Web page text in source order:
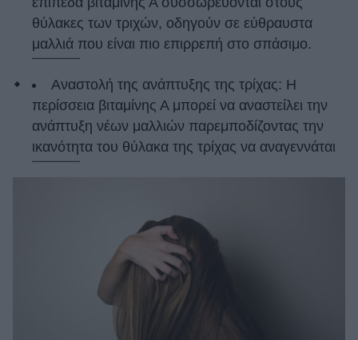
θύλακες των τριχών, οδηγούν σε εύθραυστα
μαλλιά που είναι πιο επιρρεπή στο σπάσιμο.
Αναστολή της ανάπτυξης της τρίχας: Η
περίσσεια βιταμίνης Α μπορεί να αναστείλει την
ανάπτυξη νέων μαλλιών παρεμποδίζοντας την
ικανότητα του θύλακα της τρίχας να αναγεννάται